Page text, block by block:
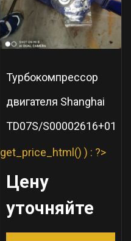
Турбокомпрессор
двигателя Shanghai
TD07S/S00002616+01
get_price_html() ) : ?>
Цену
уточняйте